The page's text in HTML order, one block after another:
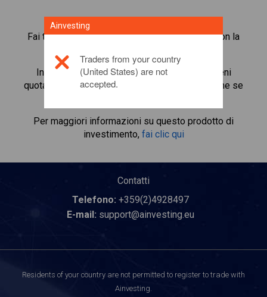
Fai trading in oltre 1.000 azioni internazionali con la
Inizia a fare trading in CFD suOlympus
. Ottieni
quotazioni in tempo reale e ricevi dividendi, come se
Per maggiori informazioni su questo prodotto di
investimento, fai clic qui
Contatti
Telefono: +359(2)4928497
E-mail: support@ainvesting.eu
Residents of your country are not permitted to register to trade with
Ainvesting.
Ainvesting
Traders from your country
(United States) are not
accepted.